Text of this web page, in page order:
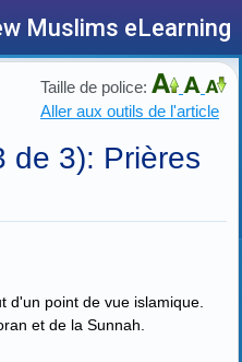
Muslims eLearning
Taille de police:
Aller aux outils de l'article
de 3): Prières
d'un point de vue islamique.
et de la Sunnah.